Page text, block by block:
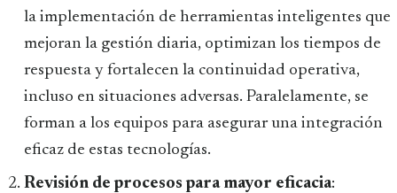
la implementación de herramientas inteligentes que
mejoran la gestión diaria, optimizan los tiempos de
respuesta y fortalecen la continuidad operativa,
incluso en situaciones adversas. Paralelamente, se
forman a los equipos para asegurar una integración
eficaz de estas tecnologías.
Revisión de procesos para mayor eficacia: